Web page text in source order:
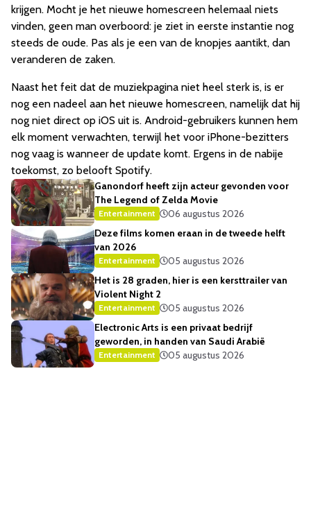
krijgen. Mocht je het nieuwe homescreen helemaal niets
vinden, geen man overboord: je ziet in eerste instantie nog
steeds de oude. Pas als je een van de knopjes aantikt, dan
veranderen de zaken.
Naast het feit dat de muziekpagina niet heel sterk is, is er
nog een nadeel aan het nieuwe homescreen, namelijk dat hij
nog niet direct op iOS uit is. Android-gebruikers kunnen hem
elk moment verwachten, terwijl het voor iPhone-bezitters
nog vaag is wanneer de update komt. Ergens in de nabije
toekomst, zo belooft Spotify.
Ganondorf heeft zijn acteur gevonden voor
The Legend of Zelda Movie
Entertainment
06 augustus 2026
Deze films komen eraan in de tweede helft
van 2026
Entertainment
05 augustus 2026
Het is 28 graden, hier is een kersttrailer van
Violent Night 2
Entertainment
05 augustus 2026
Electronic Arts is een privaat bedrijf
geworden, in handen van Saudi Arabië
Entertainment 05 augustus 2026